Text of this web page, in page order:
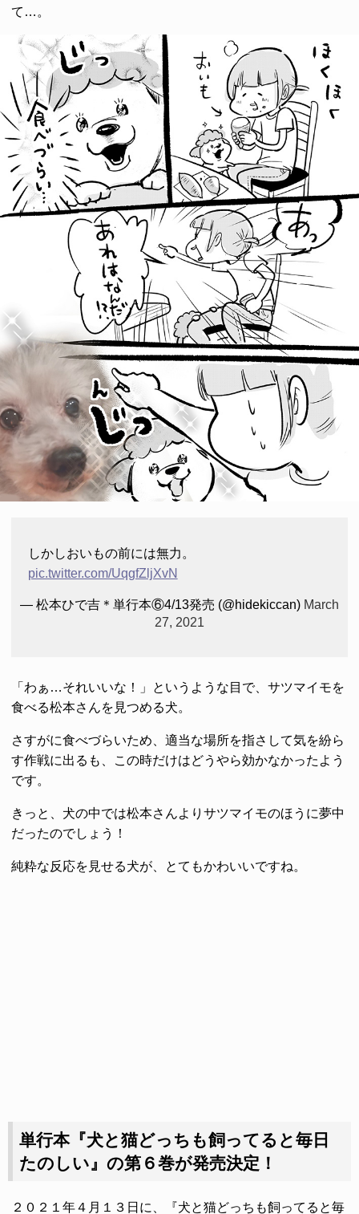
て…。
しかしおいもの前には無力。
pic.twitter.com/UqgfZljXvN
— 松本ひで吉＊単行本⑥4/13発売 (@hidekiccan) March
27, 2021
「わぁ…それいいな！」というような目で、サツマイモを
食べる松本さんを見つめる犬。
さすがに食べづらいため、適当な場所を指さして気を紛ら
す作戦に出るも、この時だけはどうやら効かなかったよう
です。
きっと、犬の中では松本さんよりサツマイモのほうに夢中
だったのでしょう！
純粋な反応を見せる犬が、とてもかわいいですね。
単行本『犬と猫どっちも飼ってると毎日
たのしい』の第６巻が発売決定！
２０２１年４月１３日に、『犬と猫どっちも飼ってると毎